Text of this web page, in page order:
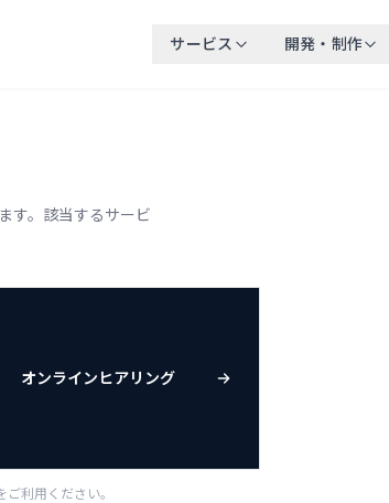
サービス 開発・制作
す。該当するサービ
オンラインヒアリング
利用ください。